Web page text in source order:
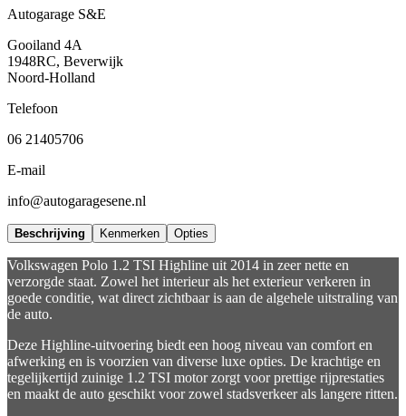
Autogarage S&E
Gooiland 4A
1948RC, Beverwijk
Noord-Holland
Telefoon
06 21405706
E-mail
info@autogaragesene.nl
Beschrijving Kenmerken Opties
Volkswagen Polo 1.2 TSI Highline uit 2014 in zeer nette en
verzorgde staat. Zowel het interieur als het exterieur verkeren in
goede conditie, wat direct zichtbaar is aan de algehele uitstraling van
de auto.
Deze Highline-uitvoering biedt een hoog niveau van comfort en
afwerking en is voorzien van diverse luxe opties. De krachtige en
tegelijkertijd zuinige 1.2 TSI motor zorgt voor prettige rijprestaties
en maakt de auto geschikt voor zowel stadsverkeer als langere ritten.